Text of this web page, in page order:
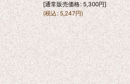
[通常販売価格: 5,300円]
(税込: 5,247円)